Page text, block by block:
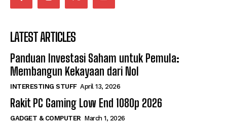
LATEST ARTICLES
Panduan Investasi Saham untuk Pemula:
Membangun Kekayaan dari Nol
INTERESTING STUFF April 13, 2026
Rakit PC Gaming Low End 1080p 2026
GADGET & COMPUTER March 1, 2026